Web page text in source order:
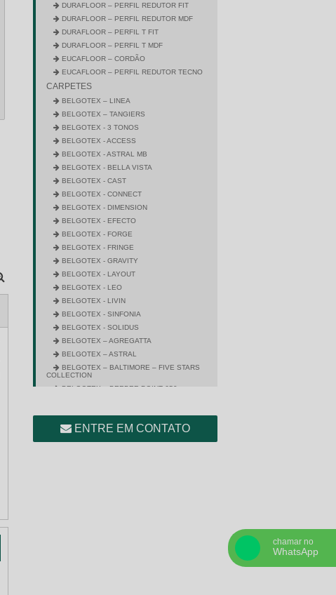
DURAFLOOR – PERFIL REDUTOR FIT
DURAFLOOR – PERFIL REDUTOR MDF
DURAFLOOR – PERFIL T FIT
DURAFLOOR – PERFIL T MDF
EUCAFLOOR – CORDÃO
EUCAFLOOR – PERFIL REDUTOR TECNO
CARPETES
BELGOTEX – LINEA
BELGOTEX – TANGIERS
BELGOTEX - 3 TONOS
BELGOTEX - ACCESS
BELGOTEX - ASTRAL MB
BELGOTEX - BELLA VISTA
BELGOTEX - CAST
BELGOTEX - CONNECT
BELGOTEX - DIMENSION
BELGOTEX - EFECTO
BELGOTEX - FORGE
BELGOTEX - FRINGE
BELGOTEX - GRAVITY
BELGOTEX - LAYOUT
BELGOTEX - LEO
BELGOTEX - LIVIN
BELGOTEX - SINFONIA
BELGOTEX - SOLIDUS
BELGOTEX – AGREGATTA
BELGOTEX – ASTRAL
BELGOTEX – BALTIMORE – FIVE STARS
COLLECTION
BELGOTEX – BERBER POINT 650
BELGOTEX – BRAVO
BELGOTEX – CITY SQUARE
BELGOTEX – COLORSTONE
ENTRE EM CONTATO
chamar no
WhatsApp